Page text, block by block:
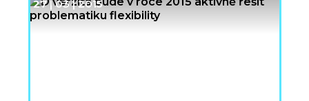
27 | 03 | 2015